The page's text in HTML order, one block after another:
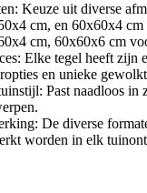
Keuze uit diverse
cm, en 60x60x4 cm
cm, 60x60x6 cm
Elke tegel heeft zijn
en unieke
Past naadloos in
De diverse
worden in elk